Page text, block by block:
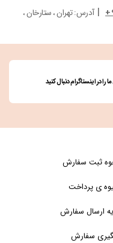
اینستاگرام دنبال کنید
ثبت سفارش
ی پرداخت
ارسال سفارش
سفارش
| آدرس: تهران ، ستارخان ،